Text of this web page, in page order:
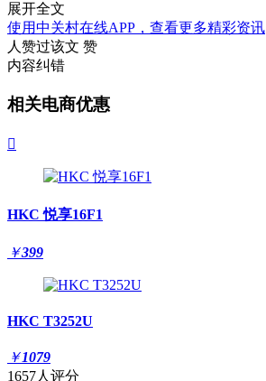
展开全文
使用中关村在线APP，查看更多精彩资讯
人赞过该文 赞
内容纠错
相关电商优惠

HKC 悦享16F1
￥399
HKC T3252U
￥1079
1657人评分